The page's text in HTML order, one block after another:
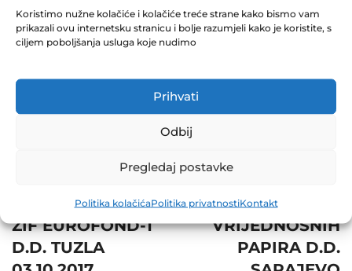
Koristimo nužne kolačiće i kolačiće treće strane kako bismo vam
prikazali ovu internetsku stranicu i bolje razumjeli kako je koristite, s
ciljem poboljšanja usluga koje nudimo
Prihvati
Odbij
Pregledaj postavke
Politika kolačićaPolitika privatnostiKontakt
December 31, 2017
0 Comments
navigation
ZIF EUROFOND-1
D.D. TUZLA
REGISTAR
VRIJEDNOSNIH
PAPIRA D.D.